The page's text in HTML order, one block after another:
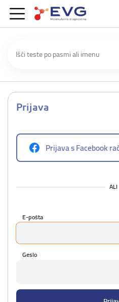
Prijava
Prijava s Facebook
ALI
E-pošta
Geslo